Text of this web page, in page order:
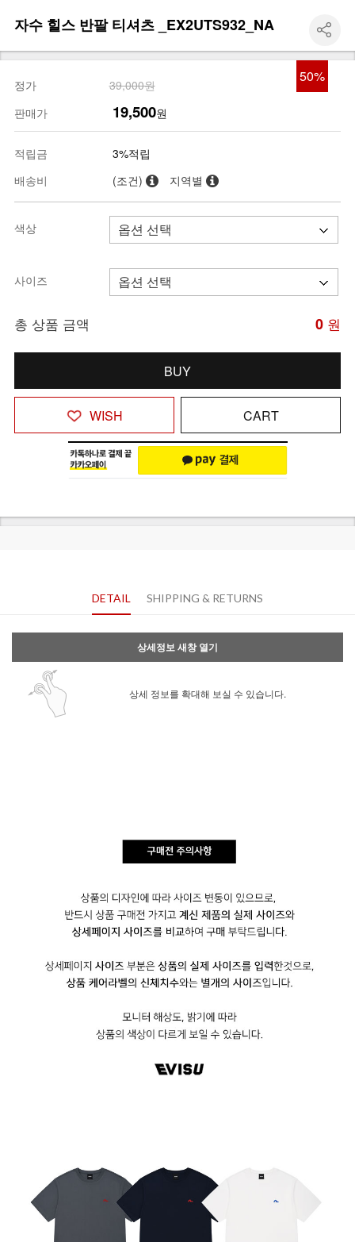
자수 힐스 반팔 티셔츠 _EX2UTS932_NA
50%
정가
39,000원
판매가
19,500원
적립금
3%적립
배송비
(조건) 지역별
색상
사이즈
총 상품 금액 0 원
BUY
WISH CART
DETAIL SHIPPING & RETURNS
상세정보 새창 열기
상세 정보를 확대해 보실 수 있습니다.